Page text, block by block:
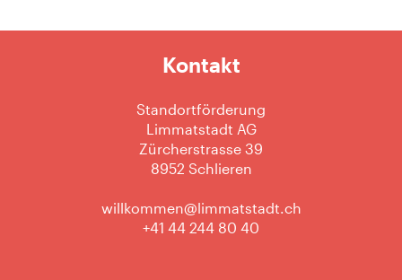
Kontakt
Standortförderung
Limmatstadt AG
Zürcherstrasse 39
8952 Schlieren
willkommen@limmatstadt.ch
+41 44 244 80 40